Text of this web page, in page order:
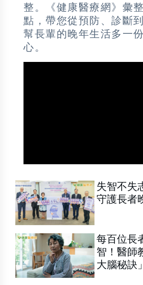
整。《健康醫療網》彙
點，帶您從預防、診斷
幫長輩的晚年生活多一
心。
失智不失
守護長者
每百位長
智！醫師
大腦秘訣」